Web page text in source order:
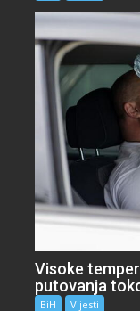
Visoke
putovanja
BiH Vijesti